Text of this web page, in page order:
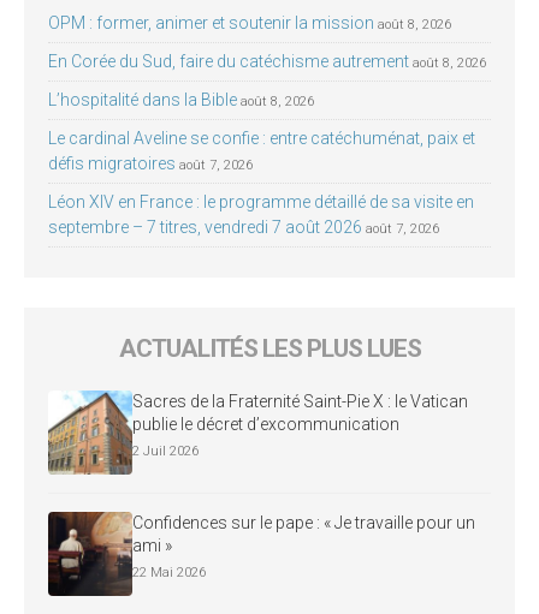
OPM : former, animer et soutenir la mission août 8, 2026
En Corée du Sud, faire du catéchisme autrement août 8, 2026
L’hospitalité dans la Bible août 8, 2026
Le cardinal Aveline se confie : entre catéchuménat, paix et
défis migratoires août 7, 2026
Léon XIV en France : le programme détaillé de sa visite en
septembre – 7 titres, vendredi 7 août 2026 août 7, 2026
ACTUALITÉS LES PLUS LUES
Sacres de la Fraternité Saint-Pie X : le Vatican
publie le décret d’excommunication
2 Juil 2026
Confidences sur le pape : « Je travaille pour un
ami »
22 Mai 2026